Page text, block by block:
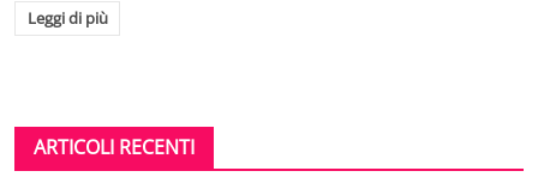
Leggi di più
ARTICOLI RECENTI